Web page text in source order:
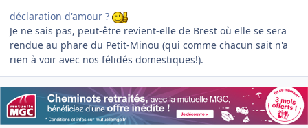
déclaration d'amour ?
Je ne sais pas, peut-être revient-elle de Brest où elle se sera
rendue au phare du Petit-Minou (qui comme chacun sait n'a
rien à voir avec nos félidés domestiques!).